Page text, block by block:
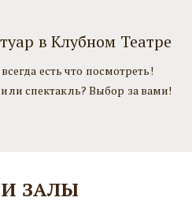
в Клубном Театре
есть что посмотреть!
спектакль? Выбор за вами!
ЗАЛЫ